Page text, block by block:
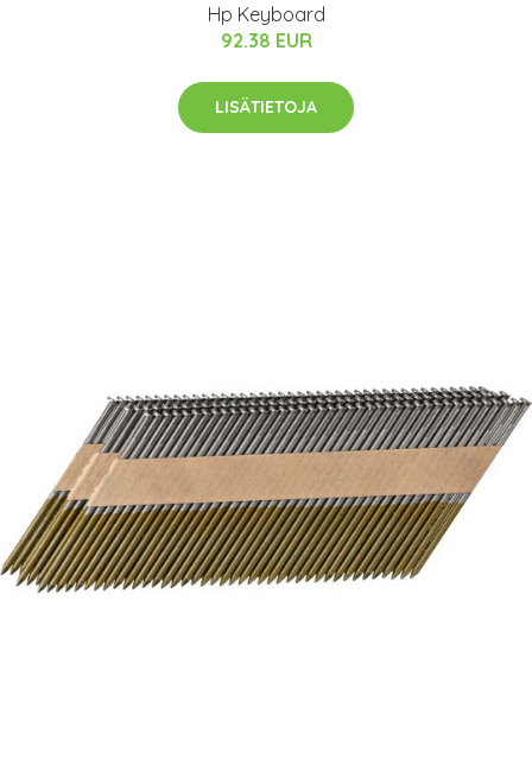
Hp Keyboard
92.38 EUR
LISÄTIETOJA